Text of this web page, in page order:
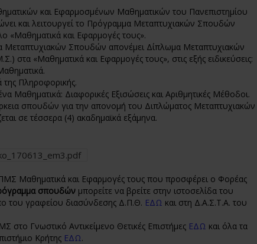
και Εφαρμοσμένων Μαθηματικών του Πανεπιστημίου
και λειτουργεί το Πρόγραμμα Μεταπτυχιακών Σπουδών
«Μαθηματικά και Εφαρμογές τους».
Μεταπτυχιακών Σπουδών απονέμει Δίπλωμα Μεταπτυχιακών
στα «Μαθηματικά και Εφαρμογές τους», στις εξής ειδικεύσεις:
της Πληροφορικής.
Μαθηματικά: Διαφορικές Εξισώσεις και Αριθμητικές Μέθοδοι.
σπουδών για την απονομή του Διπλώματος Μεταπτυχιακών
σε τέσσερα (4) ακαδημαϊκά εξάμηνα.
Μαθηματικά και Εφαρμογές τους που προσφέρει ο Φορέας
σπουδών μπορείτε να βρείτε στην ιστοσελίδα του
του γραφείου διασύνδεσης Δ.Π.Θ. ΕΔΩ και στη Δ.Α.Σ.Τ.Α. του
στο Γνωστικό Αντικείμενο Θετικές Επιστήμες ΕΔΩ και όλα τα
Κρήτης ΕΔΩ.